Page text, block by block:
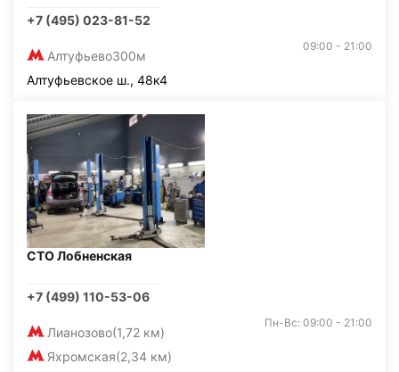
+7 (495) 023-81-52
Алтуфьево300м
09:00 - 21:00
Алтуфьевское ш., 48к4
СТО Лобненская
+7 (499) 110-53-06
Лианозово(1,72 км)
Яхромская(2,34 км)
Пн-Вс: 09:00 - 21:00